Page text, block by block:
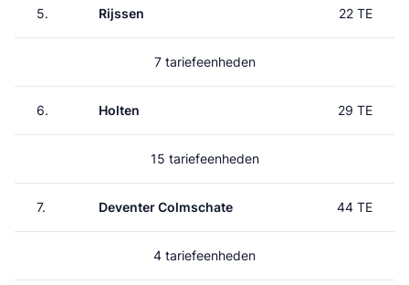
5. Rijssen 22 TE
7 tariefeenheden
6. Holten 29 TE
15 tariefeenheden
7. Deventer Colmschate 44 TE
4 tariefeenheden